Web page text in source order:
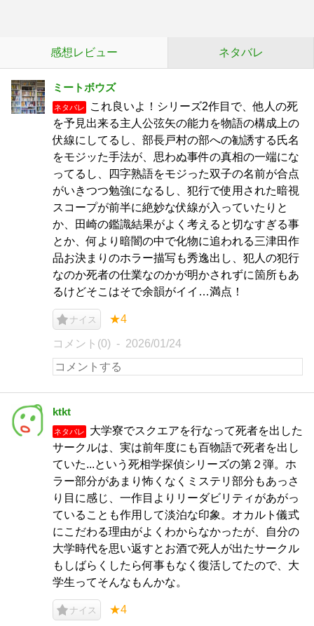
感想レビュー ネタバレ
ミートボウズ
ネタバレ
これ良いよ！シリーズ2作目で、他人の死
を予見出来る主人公弦矢の能力を物語の構成上の
伏線にしてるし、部長戸村の部への勧誘する氏名
をモジッた手法が、思わぬ事件の真相の一端にな
ってるし、四字熟語をモジった双子の名前が合点
がいきつつ勉強になるし、犯行で使用された暗視
スコープが前半に絶妙な伏線が入っていたりと
か、田崎の鑑識結果がよく考えると切なすぎる事
とか、何より暗闇の中で化物に追われる三津田作
品お決まりのホラー描写も秀逸出し、犯人の犯行
なのか死者の仕業なのかが明かされずに箇所もあ
るけどそこはそで余韻がイイ…満点！
ナイス ★4
コメント(0) 2026/01/24
ktkt
ネタバレ
大学寮でスクエアを行なって死者を出した
サークルは、実は前年度にも百物語で死者を出し
ていた...という死相学探偵シリーズの第２弾。ホ
ラー部分があまり怖くなくミステリ部分もあっさ
り目に感じ、一作目よりリーダビリティがあがっ
ていることも作用して淡泊な印象。オカルト儀式
にこだわる理由がよくわからなかったが、自分の
大学時代を思い返すとお酒で死人が出たサークル
もしばらくしたら何事もなく復活してたので、大
学生ってそんなもんかな。
ナイス ★4